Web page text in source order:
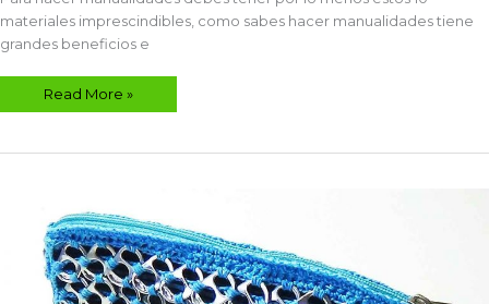
materiales imprescindibles, como sabes hacer manualidades tiene
grandes beneficios e
Read More »
hecho
con
anillas
de
latas